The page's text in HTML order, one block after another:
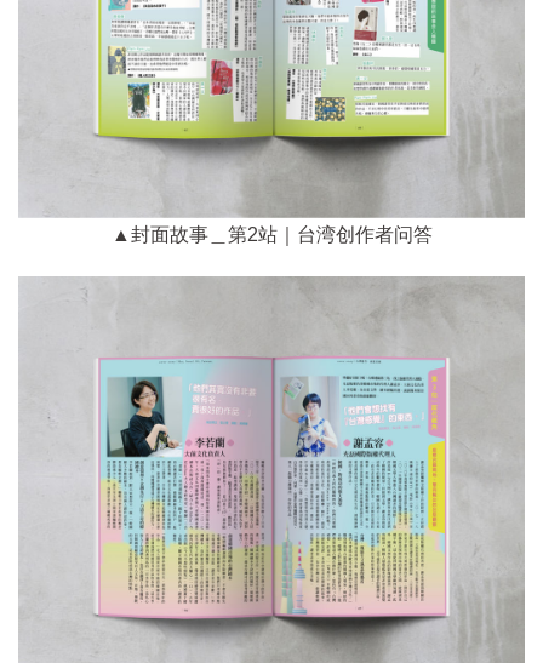
▲封面故事＿第2站｜台湾创作者问答